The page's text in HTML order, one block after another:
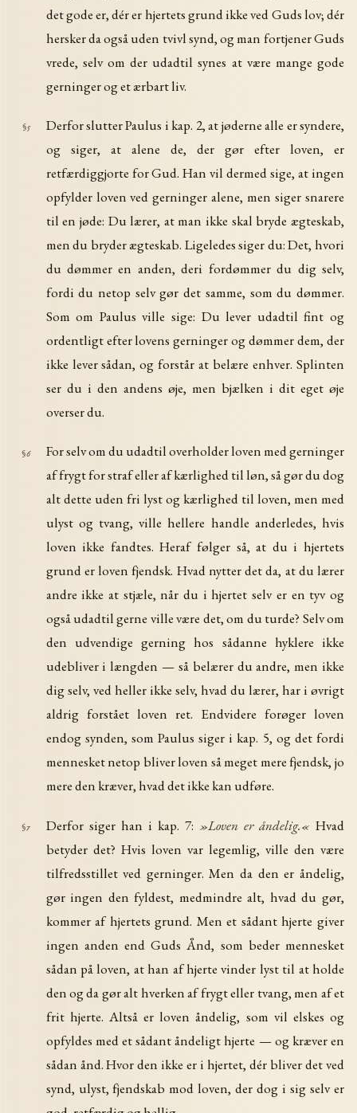
det gode er, dér er hjertets grund ikke ved Guds lov; dér
hersker da også uden tvivl synd, og man fortjener Guds
vrede, selv om der udadtil synes at være mange gode
gerninger og et ærbart liv.
§5
Derfor slutter Paulus i kap. 2, at jøderne alle er syndere,
og siger, at alene de, der gør efter loven, er
retfærdiggjorte for Gud. Han vil dermed sige, at ingen
opfylder loven ved gerninger alene, men siger snarere
til en jøde: Du lærer, at man ikke skal bryde ægteskab,
men du bryder ægteskab. Ligeledes siger du: Det, hvori
du dømmer en anden, deri fordømmer du dig selv,
fordi du netop selv gør det samme, som du dømmer.
Som om Paulus ville sige: Du lever udadtil fint og
ordentligt efter lovens gerninger og dømmer dem, der
ikke lever sådan, og forstår at belære enhver. Splinten
ser du i den andens øje, men bjælken i dit eget øje
overser du.
§6
For selv om du udadtil overholder loven med gerninger
af frygt for straf eller af kærlighed til løn, så gør du dog
alt dette uden fri lyst og kærlighed til loven, men med
ulyst og tvang, ville hellere handle anderledes, hvis
loven ikke fandtes. Heraf følger så, at du i hjertets
grund er loven fjendsk. Hvad nytter det da, at du lærer
andre ikke at stjæle, når du i hjertet selv er en tyv og
også udadtil gerne ville være det, om du turde? Selv om
den udvendige gerning hos sådanne hyklere ikke
udebliver i længden — så belærer du andre, men ikke
dig selv, ved heller ikke selv, hvad du lærer, har i øvrigt
aldrig forstået loven ret. Endvidere forøger loven
endog synden, som Paulus siger i kap. 5, og det fordi
mennesket netop bliver loven så meget mere fjendsk, jo
mere den kræver, hvad det ikke kan udføre.
§7 Derfor siger han i kap. 7: »Loven er åndelig.« Hvad
betyder det? Hvis loven var legemlig, ville den være
tilfredsstillet ved gerninger. Men da den er åndelig,
gør ingen den fyldest, medmindre alt, hvad du gør,
kommer af hjertets grund. Men et sådant hjerte giver
ingen anden end Guds Ånd, som beder mennesket
sådan på loven, at han af hjerte vinder lyst til at holde
den og da gør alt hverken af frygt eller tvang, men af et
frit hjerte. Altså er loven åndelig, som vil elskes og
opfyldes med et sådant åndeligt hjerte — og kræver en
sådan ånd. Hvor den ikke er i hjertet, dér bliver det ved
synd, ulyst, fjendskab mod loven, der dog i sig selv er